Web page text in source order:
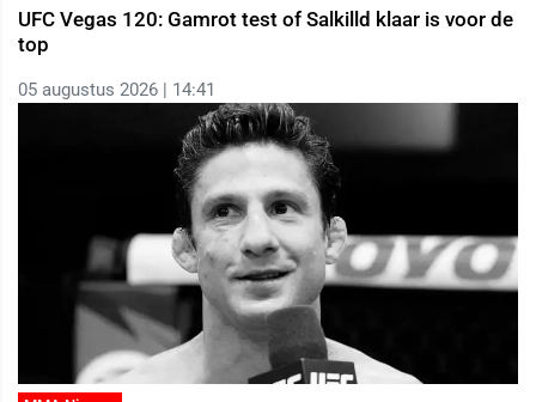
UFC Vegas 120: Gamrot test of Salkilld klaar is voor de
top
05 augustus 2026 | 14:41